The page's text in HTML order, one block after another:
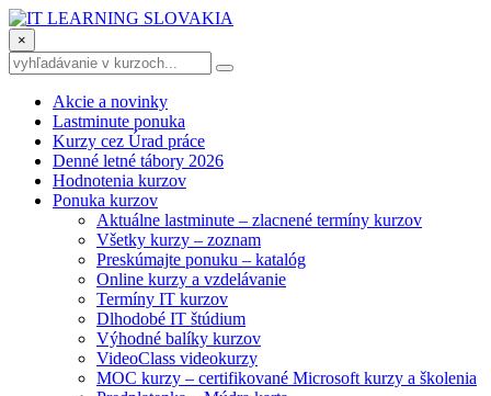
×
Akcie a novinky
Lastminute ponuka
Kurzy cez Úrad práce
Denné letné tábory 2026
Hodnotenia kurzov
Ponuka kurzov
Aktuálne lastminute – zlacnené termíny kurzov
Všetky kurzy – zoznam
Preskúmajte ponuku – katalóg
Online kurzy a vzdelávanie
Termíny IT kurzov
Dlhodobé IT štúdium
Výhodné balíky kurzov
VideoClass videokurzy
MOC kurzy – certifikované Microsoft kurzy a školenia